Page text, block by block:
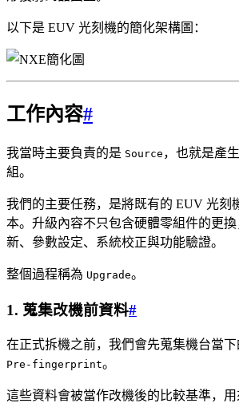
以下是 EUV 光刻機的簡化架構圖：
工作內容#
我當時主要負責的是 Source ，也就是產
組。
我們的主要任務，是將既有的 EUV 光刻
本。升級內容不只包含硬體零組件的更
新、參數設定、系統校正與功能驗證。
整個過程稱為 Upgrade。
1. 蒐集改機前資料#
在正式拆機之前，我們會先蒐集機台當
Pre-fingerprint。
這些資料會被當作改機後的比較基準，